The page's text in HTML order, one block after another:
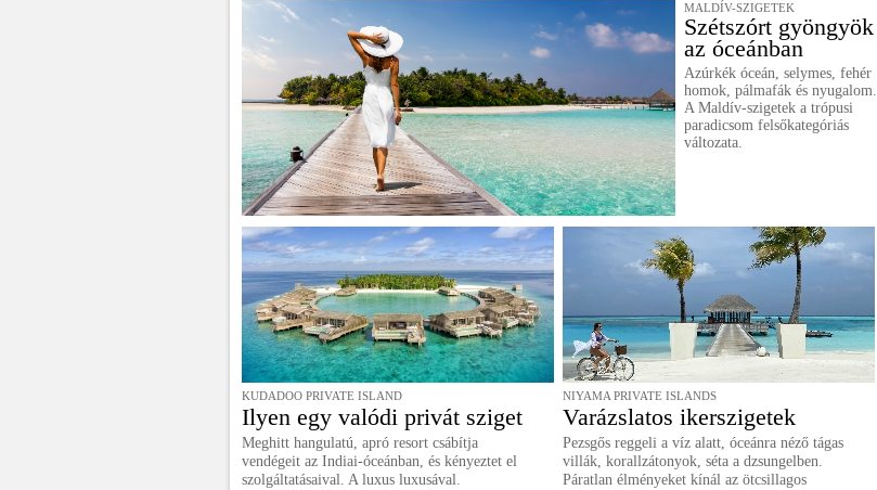
MALDÍV-SZIGETEK
Szétszórt gyöngyök
az óceánban
Azúrkék óceán, selymes, fehér
homok, pálmafák és nyugalom.
A Maldív-szigetek a trópusi
paradicsom felsőkategóriás
változata.
KUDADOO PRIVATE ISLAND
Ilyen egy valódi privát sziget
Meghitt hangulatú, apró resort csábítja
vendégeit az Indiai-óceánban, és kényeztet el
szolgáltatásaival. A luxus luxusával.
NIYAMA PRIVATE ISLANDS
Varázslatos ikerszigetek
Pezsgős reggeli a víz alatt, óceánra néző tágas
villák, korallzátonyok, séta a dzsungelben.
Páratlan élményeket kínál az ötcsillagos